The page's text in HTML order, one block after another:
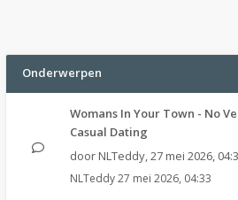
Onderwerpen
Womans In Your Town - No
Casual Dating
door NLTeddy,27 mei 2026,
NLTeddy27 mei 2026, 04:33